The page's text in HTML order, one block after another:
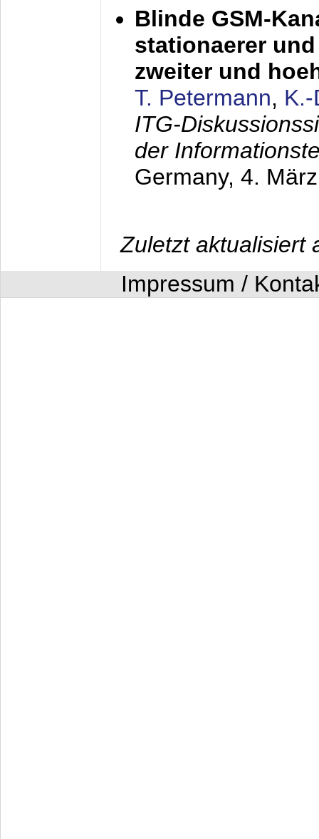
Blinde GSM-
stationaerer
zweiter und
T. Petermann,
ITG-
der
Germany, 4.
Zuletzt aktualisiert
Impressum /